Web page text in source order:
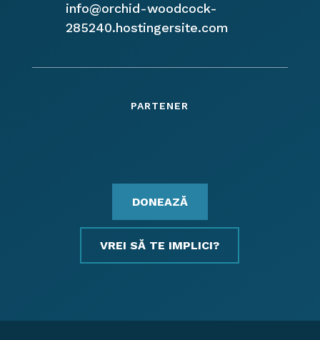
info@orchid-woodcock-
285240.hostingersite.com
PARTENER
DONEAZĂ
VREI SĂ TE IMPLICI?